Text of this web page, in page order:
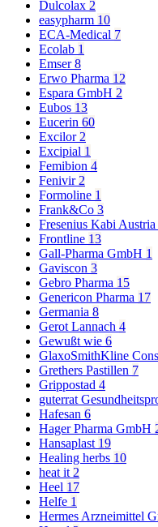
Dulcolax 2
easypharm 10
ECA-Medical 7
Ecolab 1
Emser8
Erwo Pharma 12
Espara GmbH 2
Eubos 13
Eucerin 60
Excilor2
Excipial 1
Femibion 4
Fenivir2
Formoline 1
Frank&Co 3
Fresenius Kabi Austria
Frontline 13
Gall-Pharma GmbH 1
Gaviscon 3
Gebro Pharma 15
Genericon Pharma 17
Germania 8
Gerot Lannach 4
Gewußt wie 6
GlaxoSmithKline
Grethers Pastillen 7
Grippostad 4
guterrat
Hafesan 6
Hager Pharma GmbH
Hansaplast 19
Healing herbs 10
heat it2
Heel 17
Helfe 1
Hermes Arzneimittel